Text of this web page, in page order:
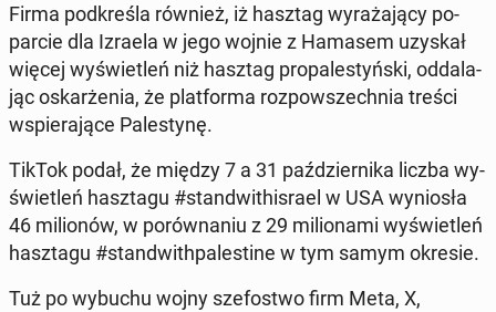
Firma pod­kre­śla również, iż hasztag wy­ra­ża­ją­cy po­
par­cie dla Izraela w jego wojnie z Hamasem uzyskał
więcej wy­świe­tleń niż hasztag pro­pa­le­styń­ski, od­da­la­
jąc oskar­że­nia, że plat­for­ma roz­po­wszech­nia treści
wspie­ra­ją­ce Pa­le­sty­nę.
TikTok podał, że między 7 a 31 paź­dzier­ni­ka liczba wy­
świe­tleń hasz­ta­gu #stan­dwi­thi­sra­el w USA wy­nio­sła
46 mi­lio­nów, w po­rów­na­niu z 29 mi­lio­na­mi wy­świe­tleń
hasz­ta­gu #stan­dwi­th­pa­le­sti­ne w tym samym okresie.
Tuż po wybuchu wojny sze­fo­stwo firm Meta, X,